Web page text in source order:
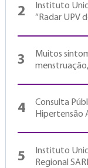
2
Instituto
“Radar UPV
3
Muitos
4
Consulta
Hipertensão
5
Instituto
Regional